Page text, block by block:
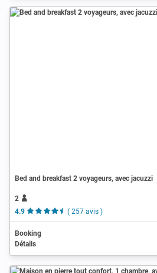
Bed and breakfast 2 voyageurs, avec jacuzzi
2
4.9
( 257 avis )
Booking
Détails